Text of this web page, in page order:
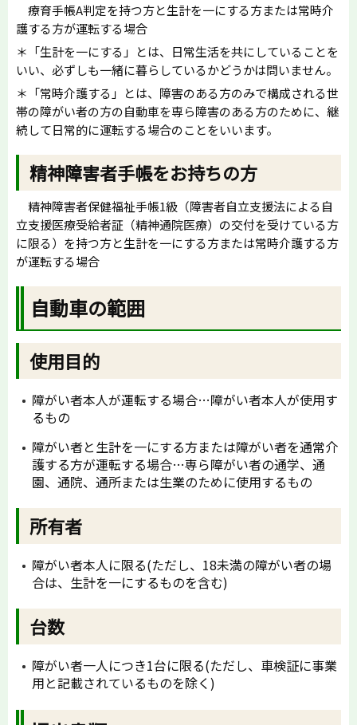
療育手帳A判定を持つ方と生計を一にする方または常時介
護する方が運転する場合
＊「生計を一にする」とは、日常生活を共にしていることを
いい、必ずしも一緒に暮らしているかどうかは問いません。
＊「常時介護する」とは、障害のある方のみで構成される世
帯の障がい者の方の自動車を専ら障害のある方のために、継
続して日常的に運転する場合のことをいいます。
精神障害者手帳をお持ちの方
精神障害者保健福祉手帳1級（障害者自立支援法による自
立支援医療受給者証（精神通院医療）の交付を受けている方
に限る）を持つ方と生計を一にする方または常時介護する方
が運転する場合
自動車の範囲
使用目的
障がい者本人が運転する場合…障がい者本人が使用す
るもの
障がい者と生計を一にする方または障がい者を通常介
護する方が運転する場合…専ら障がい者の通学、通
園、通院、通所または生業のために使用するもの
所有者
障がい者本人に限る(ただし、18未満の障がい者の場
合は、生計を一にするものを含む)
台数
障がい者一人につき1台に限る(ただし、車検証に事業
用と記載されているものを除く)